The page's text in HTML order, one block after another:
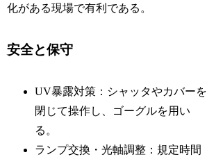
化がある現場で有利である。
安全と保守
UV暴露対策：シャッタやカバーを
閉じて操作し、ゴーグルを用い
る。
ランプ交換・光軸調整：規定時間